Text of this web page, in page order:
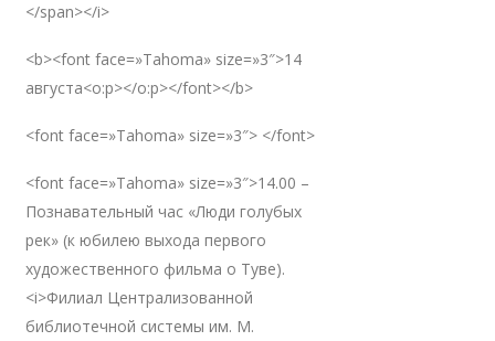
</span></i>
<b><font face=»Tahoma» size=»3″>14
августа<o:p></o:p></font></b>
<font face=»Tahoma» size=»3″> </font>
<font face=»Tahoma» size=»3″>14.00 –
Познавательный час «Люди голубых
рек» (к юбилею выхода первого
художественного фильма о Туве).
<i>Филиал Централизованной
библиотечной системы им. М.